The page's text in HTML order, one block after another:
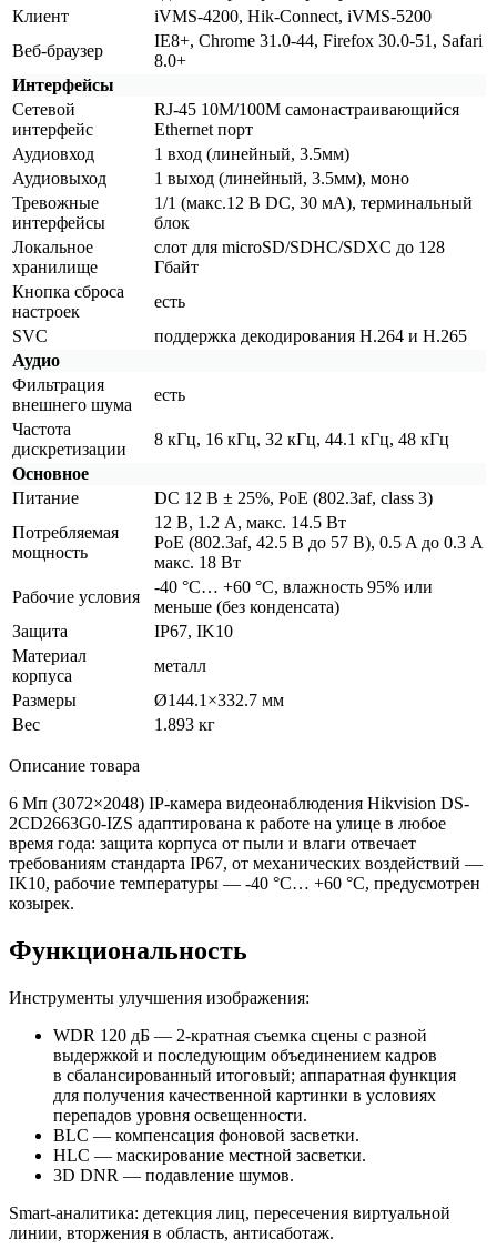
Клиент
iVMS-4200, Hik-Connect, iVMS-5200
Веб-браузер
IE8+, Chrome 31.0-44, Firefox 30.0-51, Safari
8.0+
Интерфейсы
Сетевой
интерфейс
RJ-45 10M/100M самонастраивающийся
Ethernet порт
Аудиовход
1 вход (линейный, 3.5мм)
Аудиовыход
1 выход (линейный, 3.5мм), моно
Тревожные
интерфейсы
1/1 (макс.12 В DC, 30 мА), терминальный
блок
Локальное
хранилище
слот для microSD/SDHC/SDXC до 128
Гбайт
Кнопка сброса
настроек
есть
SVC
поддержка декодирования H.264 и H.265
Аудио
Фильтрация
внешнего шума
есть
Частота
дискретизации
8 кГц, 16 кГц, 32 кГц, 44.1 кГц, 48 кГц
Основное
Питание
DC 12 В ± 25%, PoE (802.3af, class 3)
Потребляемая
мощность
12 В, 1.2 А, макс. 14.5 Вт
PoE (802.3af, 42.5 В до 57 В), 0.5 A до 0.3 A
макс. 18 Вт
Рабочие условия
-40 °C… +60 °C, влажность 95% или
меньше (без конденсата)
Защита
IP67, IK10
Материал
корпуса
металл
Размеры
Ø144.1×332.7 мм
Вес
1.893 кг
Описание товара
6 Мп (3072×2048) IP-камера видеонаблюдения Hikvision DS-
2CD2663G0-IZS адаптирована к работе на улице в любое
время года: защита корпуса от пыли и влаги отвечает
требованиям стандарта IP67, от механических воздействий —
IK10, рабочие температуры — -40 °C… +60 °C, предусмотрен
козырек.
Функциональность
Инструменты улучшения изображения:
WDR 120 дБ — 2-кратная съемка сцены с разной
выдержкой и последующим объединением кадров
в сбалансированный итоговый; аппаратная функция
для получения качественной картинки в условиях
перепадов уровня освещенности.
BLC — компенсация фоновой засветки.
HLC — маскирование местной засветки.
3D DNR — подавление шумов.
Smart-аналитика: детекция лиц, пересечения виртуальной
линии, вторжения в область, антисаботаж.